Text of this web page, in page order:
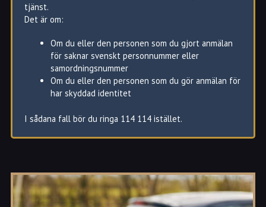
tjänst.
Det är om:
Om du eller den personen som du gjort anmälan
för saknar svenskt personnummer eller
samordningsnummer
Om du eller den personen som du gör anmälan för
har skyddad identitet
I sådana fall bör du ringa 114 114 istället.
Att anmäla förlorat körkort när det har blivit stulet
Om du har förlorat ditt körkort pga stöld så skall du